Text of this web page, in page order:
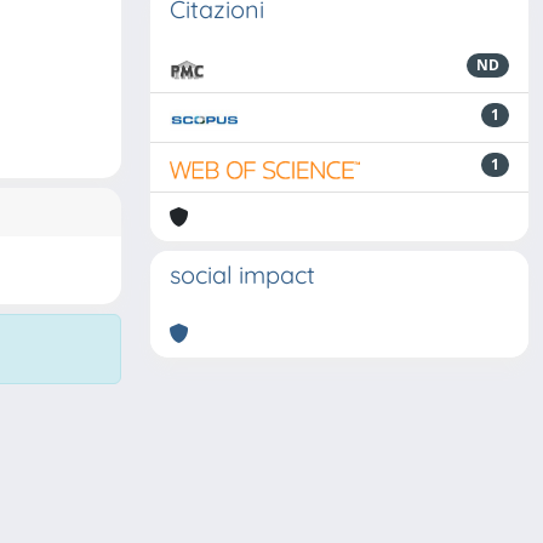
Citazioni
ND
1
1
social impact